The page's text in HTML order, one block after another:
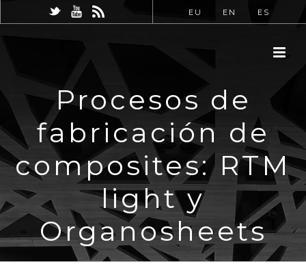
EU EN ES
Procesos de
fabricación de
composites: RTM
light y
Organosheets